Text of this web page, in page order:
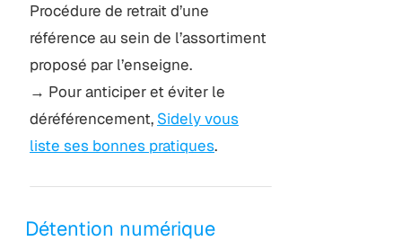
Procédure de retrait d’une
référence au sein de l’assortiment
proposé par l’enseigne.
→ Pour anticiper et éviter le
déréférencement, Sidely vous
liste ses bonnes pratiques.
Détention numérique